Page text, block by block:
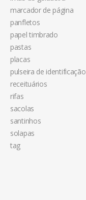
marcador de página
panfletos
papel timbrado
pastas
placas
pulseira de identificação
receituários
rifas
sacolas
santinhos
solapas
tag